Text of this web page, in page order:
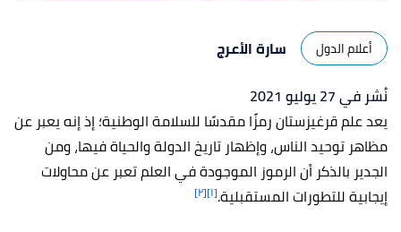
أعلام الدول
سارة الأعرج
نُشر في 27 يوليو 2021
يعد علم قرغيزستان رمزًا مقدسًا للسلامة الوطنية؛ إذ إنه يعبر عن
مظاهر توحيد الناس، وإظهار تاريخ الدولة والحياة فيها، ومن
الجدير بالذكر أن الرموز الموجودة في العلم تعبر عن محاولات
إيجابية للتطورات المستقبلية.[١] [٢]